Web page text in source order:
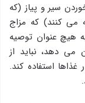
سیر و پیاز (که
می کنند) که مزاج
هیچ عنوان توصیه
دهد، نباید از
استفاده کند.